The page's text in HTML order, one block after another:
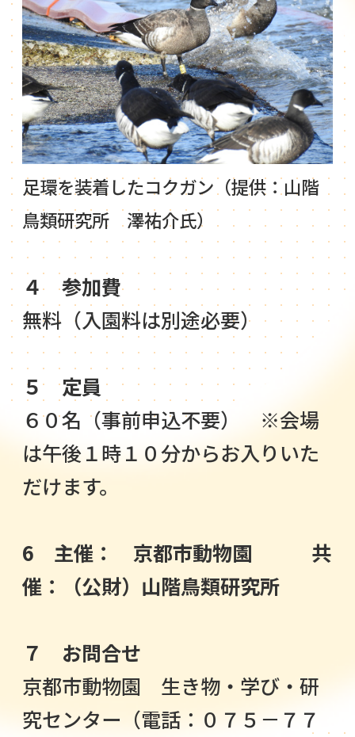
足環を装着したコクガン（提供：山階
鳥類研究所 澤祐介氏）
４ 参加費
無料（入園料は別途必要）
５ 定員
６０名（事前申込不要） ※会場
は午後１時１０分からお入りいた
だけます。
6 主催： 京都市動物園 共
催：（公財）山階鳥類研究所
７ お問合せ
京都市動物園 生き物・学び・研
究センター（電話：０７５－７７